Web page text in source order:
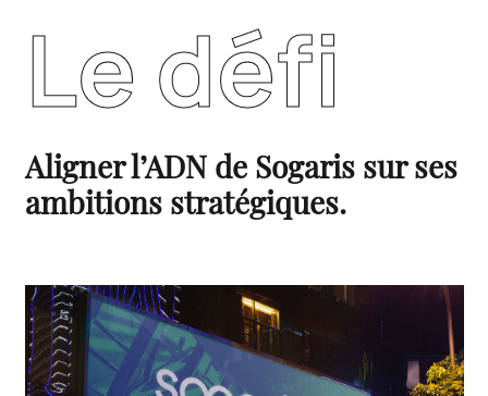
Le défi
Aligner l’ADN de Sogaris sur ses
ambitions stratégiques.